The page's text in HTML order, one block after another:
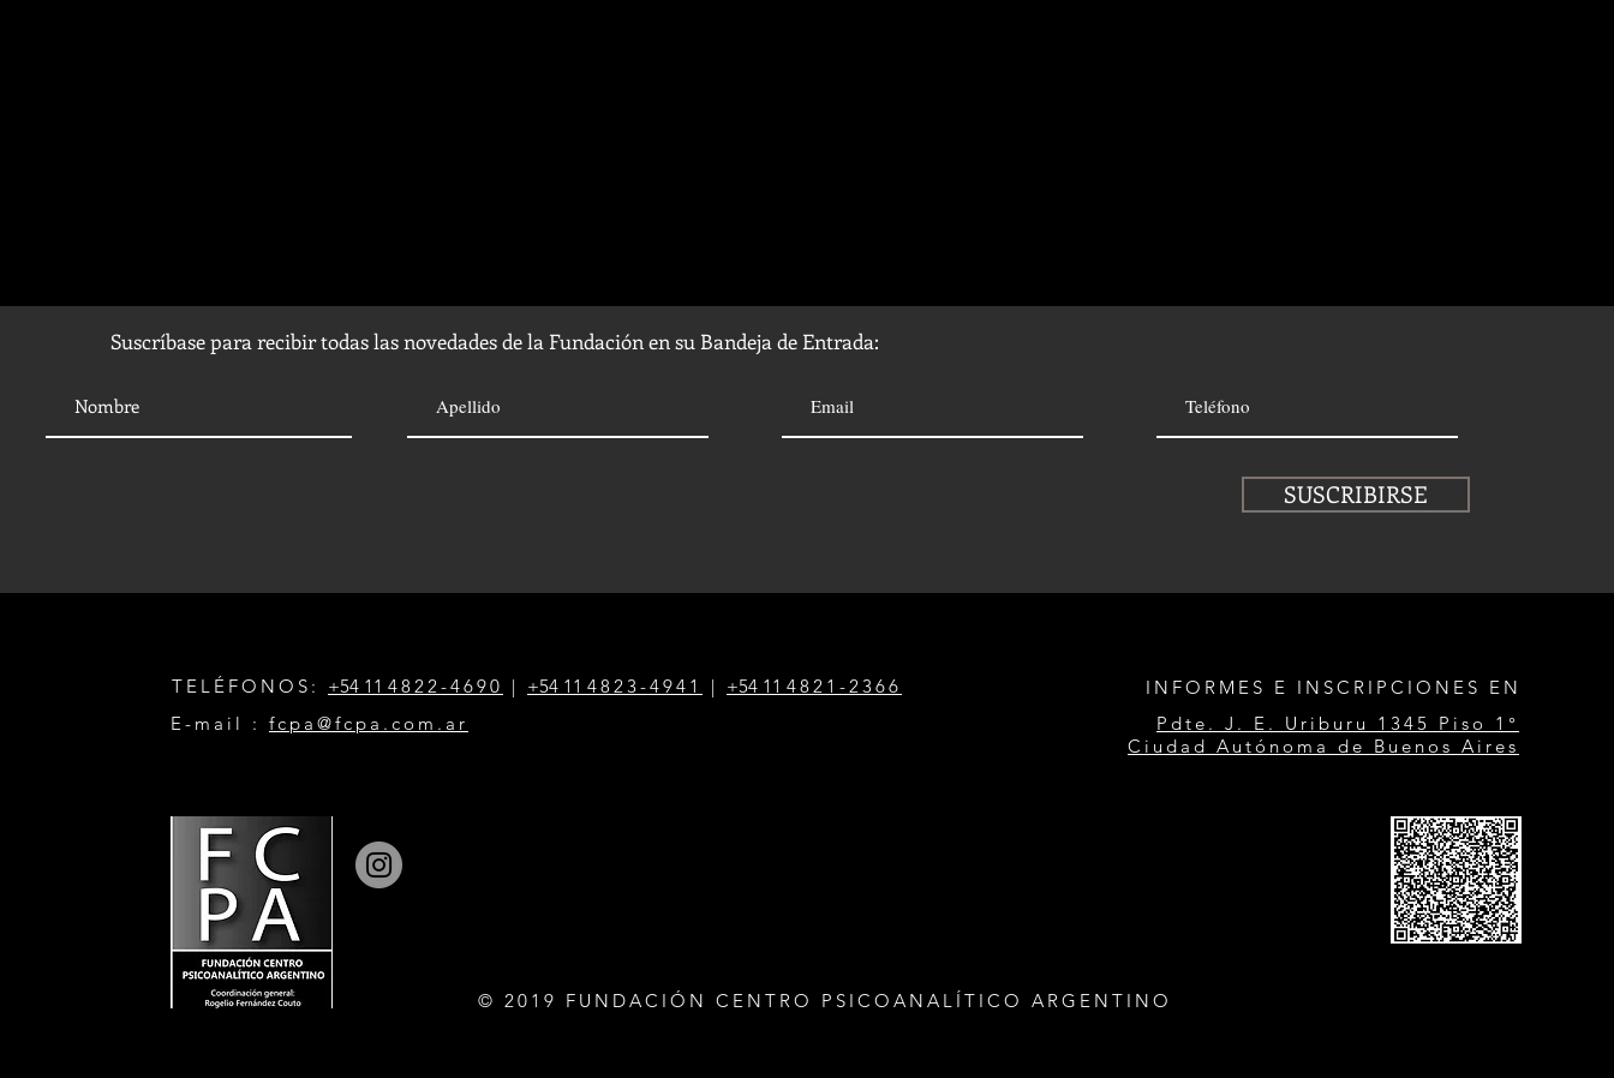
Suscríbase para recibir todas las novedades de la Fundación en su Bandeja de Entrada:
SUSCRIBIRSE
TELÉFONOS: +54 11 4822-4690 | +54 1 1 4823-4941 | +54 1 1 4821-2366
E-mail : fcpa@fcpa.com.ar
INFORMES E INSCRIPCIONES EN
Pdte. J. E. Uriburu 1345 Piso 1°
Ciudad Autónoma de Buenos Aires
© 2019 FUNDACIÓN CENTRO PSICOANALÍTICO ARGENTINO